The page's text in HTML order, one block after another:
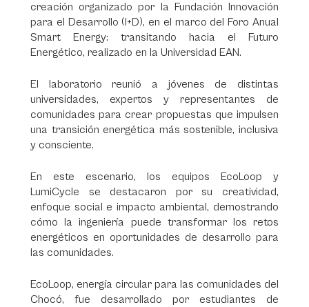
creación organizado por la Fundación Innovación
para el Desarrollo (I+D), en el marco del Foro Anual
Smart Energy: transitando hacia el Futuro
Energético, realizado en la Universidad EAN.
El laboratorio reunió a jóvenes de distintas
universidades, expertos y representantes de
comunidades para crear propuestas que impulsen
una transición energética más sostenible, inclusiva
y consciente.
En este escenario, los equipos EcoLoop y
LumiCycle se destacaron por su creatividad,
enfoque social e impacto ambiental, demostrando
cómo la ingeniería puede transformar los retos
energéticos en oportunidades de desarrollo para
las comunidades.
EcoLoop, energía circular para las comunidades del
Chocó, fue desarrollado por estudiantes de